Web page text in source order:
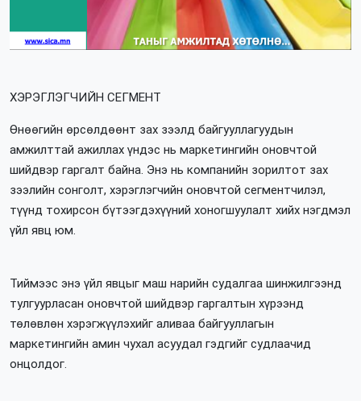
ХЭРЭГЛЭГЧИЙН СЕГМЕНТ
Өнөөгийн өрсөлдөөнт зах зээлд байгууллагуудын
амжилттай ажиллах үндэс нь маркетингийн оновчтой
шийдвэр гаргалт байна. Энэ нь компанийн зорилтот зах
зээлийн сонголт, хэрэглэгчийн оновчтой сегментчилэл,
түүнд тохирсон бүтээгдэхүүний хоногшуулалт хийх нэгдмэл
үйл явц юм.
Тиймээс энэ үйл явцыг маш нарийн судалгаа шинжилгээнд
тулгуурласан оновчтой шийдвэр гаргалтын хүрээнд
төлөвлөн хэрэгжүүлэхийг аливаа байгууллагын
маркетингийн амин чухал асуудал гэдгийг судлаачид
онцолдог.